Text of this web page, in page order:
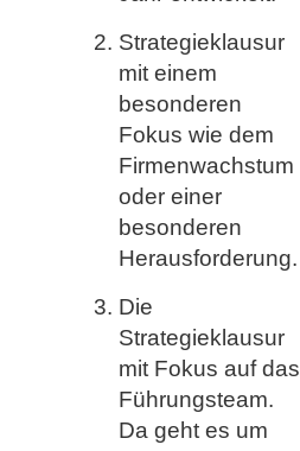
Strategieklausur
mit einem
besonderen
Fokus wie dem
Firmenwachstum
oder einer
besonderen
Herausforderung.
Die
Strategieklausur
mit Fokus auf das
Führungsteam.
Da geht es um